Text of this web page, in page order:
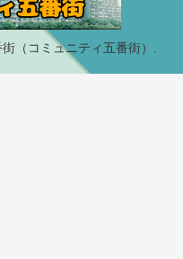
（コミュニティ五番街）.